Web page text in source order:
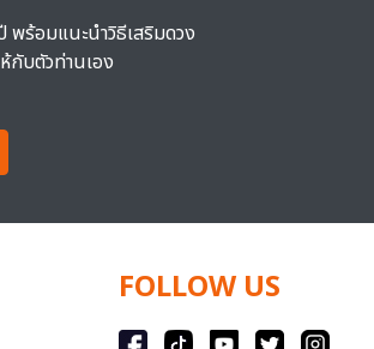
พร้อมแนะนำวิธีเสริมดวง
กับตัวท่านเอง
FOLLOW US